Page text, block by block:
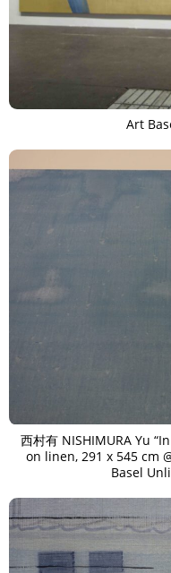
Art
西村有 NISHIMURA Yu
on linen, 291 x 545 cm
Basel